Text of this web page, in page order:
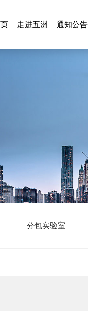
走进五洲 通知公告
分包实验室